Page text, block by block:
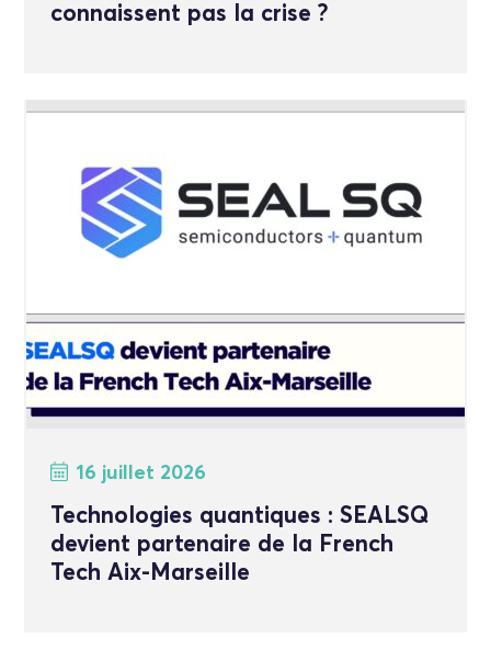
connaissent pas la crise ?
16 juillet 2026
Technologies quantiques : SEALSQ
devient partenaire de la French
Tech Aix-Marseille